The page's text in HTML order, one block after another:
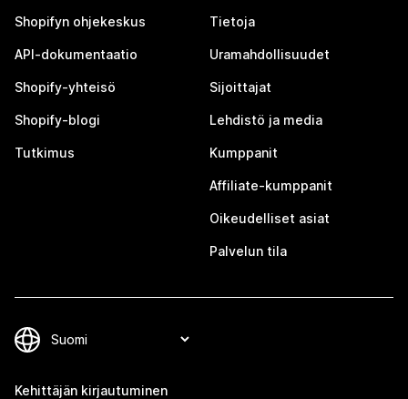
Shopifyn ohjekeskus
API-dokumentaatio
Shopify-yhteisö
Shopify-blogi
Tutkimus
Tietoja
Uramahdollisuudet
Sijoittajat
Lehdistö ja media
Kumppanit
Affiliate-kumppanit
Oikeudelliset asiat
Palvelun tila
Kehittäjän kirjautuminen